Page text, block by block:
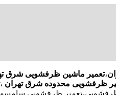
،تعمیر ماشین ظرفشویی شرق
ظرفشویی محدوده شرق تهران ،
ظرفشویی